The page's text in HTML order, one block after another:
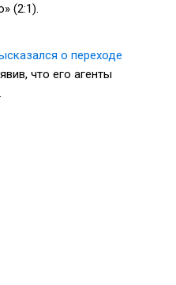
(2:1).
о переходе
что его агенты